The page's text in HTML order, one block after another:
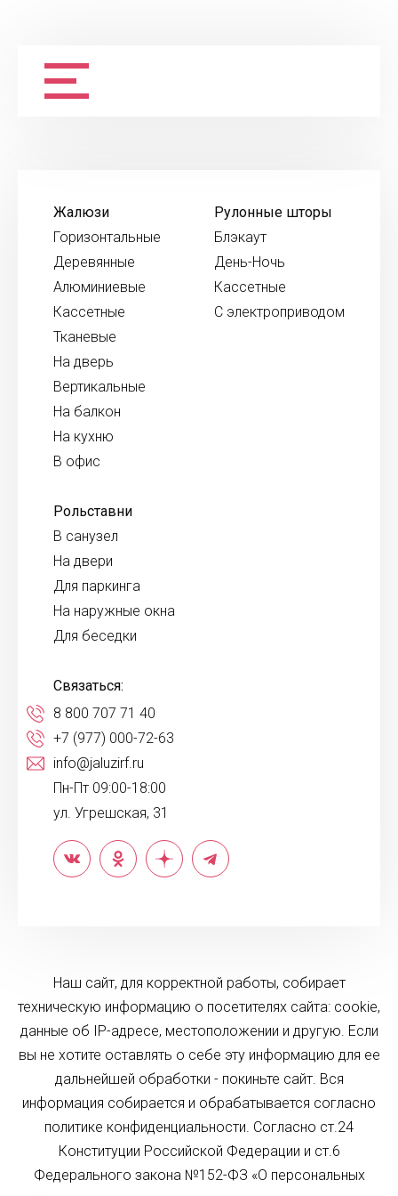
Жалюзи
Горизонтальные
Деревянные
Алюминиевые
Кассетные
Тканевые
На дверь
Вертикальные
На балкон
На кухню
В офис
Рулонные шторы
Блэкаут
День-Ночь
Кассетные
С электроприводом
Рольставни
В санузел
На двери
Для паркинга
На наружные окна
Для беседки
Связаться:
8 800 707 71 40
+7 (977) 000-72-63
info@jaluzirf.ru
Пн-Пт 09:00-18:00
ул. Угрешская, 31
Наш сайт, для корректной работы, собирает
техническую информацию о посетителях сайта: cookie,
данные об IP-адресе, местоположении и другую. Если
вы не хотите оставлять о себе эту информацию для ее
дальнейшей обработки - покиньте сайт. Вся
информация собирается и обрабатывается согласно
политике конфиденциальности. Согласно ст.24
Конституции Российской Федерации и ст.6
Федерального закона №152-ФЗ «О персональных